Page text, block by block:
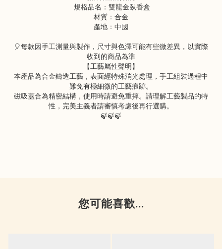
規格品名：雙龍金臥香盒
材質：合金
產地：中國
🎈每款因手工測量與製作，尺寸與色澤可能有些微差異，以實際
收到的商品為準
【工藝屬性聲明】
本產品為合金鑄造工藝，表面經特殊消光處理，手工組裝過程中
難免有極細微的工藝痕跡。
磁吸蓋合為精密結構，使用時請避免重摔。請理解工藝製品的特
性，完美主義者請審慎考慮後再行選購。
🍃🍃🍃
您可能喜歡...